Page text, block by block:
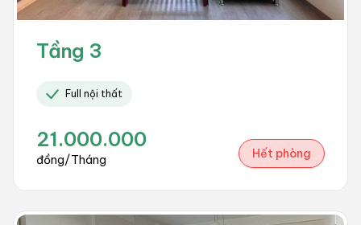
Tầng 3
Full nội thất
21.000.000
đồng/Tháng Hết phòng